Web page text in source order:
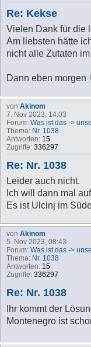
Re: Kekse
Vielen Dank für die
Am liebsten hätte
nicht alle Zutaten
Dann eben morgen
von Akinom
7. Nov 2023, 14:03
Forum: Was ist das ->
Thema: Nr. 1038
Antworten: 15
Zugriffe: 336297
Re: Nr. 1038
Leider auch nicht.
Ich will dann mal
Es ist Ulcinj im
von Akinom
5. Nov 2023, 08:43
Forum: Was ist das ->
Thema: Nr. 1038
Antworten: 15
Zugriffe: 336297
Re: Nr. 1038
Ihr kommt der
Montenegro ist